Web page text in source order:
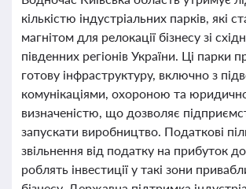
кількістю індустріальних парків, які
магнітом для релокації бізнесу зі
південних регіонів України. Ці парки
готову інфраструктуру, включно з
комунікаціями, охороною та
визначеністю, що дозволяє
запускати виробництво. Податкові
звільнення від податку на прибуток
роблять інвестиції у такі зони